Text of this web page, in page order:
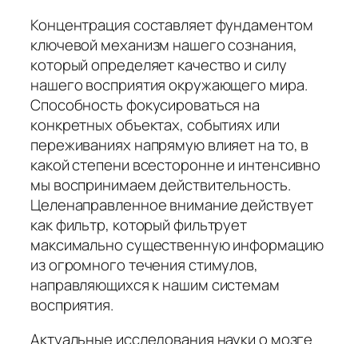
Концентрация составляет фундаментом
ключевой механизм нашего сознания,
который определяет качество и силу
нашего восприятия окружающего мира.
Способность фокусироваться на
конкретных объектах, событиях или
переживаниях напрямую влияет на то, в
какой степени всесторонне и интенсивно
мы воспринимаем действительность.
Целенаправленное внимание действует
как фильтр, который фильтрует
максимально существенную информацию
из огромного течения стимулов,
направляющихся к нашим системам
восприятия.
Актуальные исследования науки о мозге